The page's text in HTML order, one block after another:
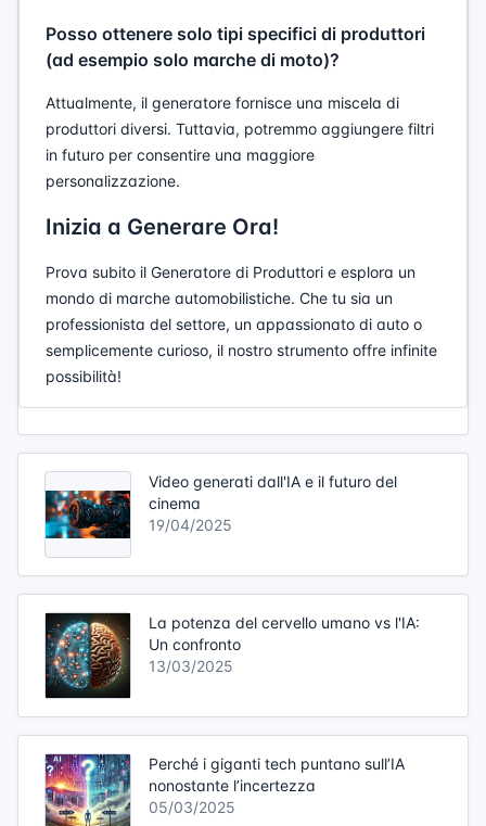
Posso ottenere solo tipi specifici di produttori
(ad esempio solo marche di moto)?
Attualmente, il generatore fornisce una miscela di
produttori diversi. Tuttavia, potremmo aggiungere filtri
in futuro per consentire una maggiore
personalizzazione.
Inizia a Generare Ora!
Prova subito il Generatore di Produttori e esplora un
mondo di marche automobilistiche. Che tu sia un
professionista del settore, un appassionato di auto o
semplicemente curioso, il nostro strumento offre infinite
possibilità!
Video generati dall'IA e il futuro del
cinema
19/04/2025
La potenza del cervello umano vs l'IA:
Un confronto
13/03/2025
Perché i giganti tech puntano sull’IA
nonostante l’incertezza
05/03/2025